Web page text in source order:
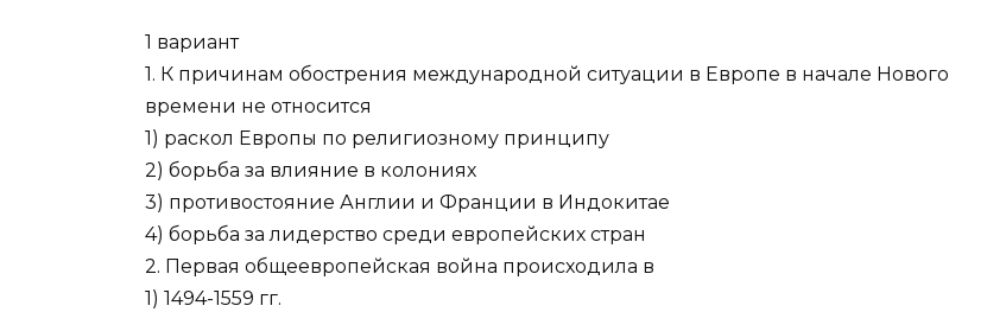
1 вариант
1. К причинам обострения международной ситуации в Европе в начале Нового
времени не относится
1) раскол Европы по религиозному принципу
2) борьба за влияние в колониях
3) противостояние Англии и Франции в Индокитае
4) борьба за лидерство среди европейских стран
2. Первая общеевропейская война происходила в
1) 1494-1559 гг.